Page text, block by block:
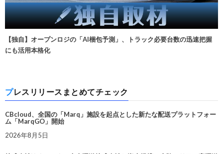
【独自】オープンロジの「AI梱包予測」、トラック必要台数の迅速把握
にも活用本格化
プレスリリースまとめてチェック
CBcloud、全国の「Marq」施設を起点とした新たな配送プラットフォー
ム「MarqGO」開始
2026年8月5日